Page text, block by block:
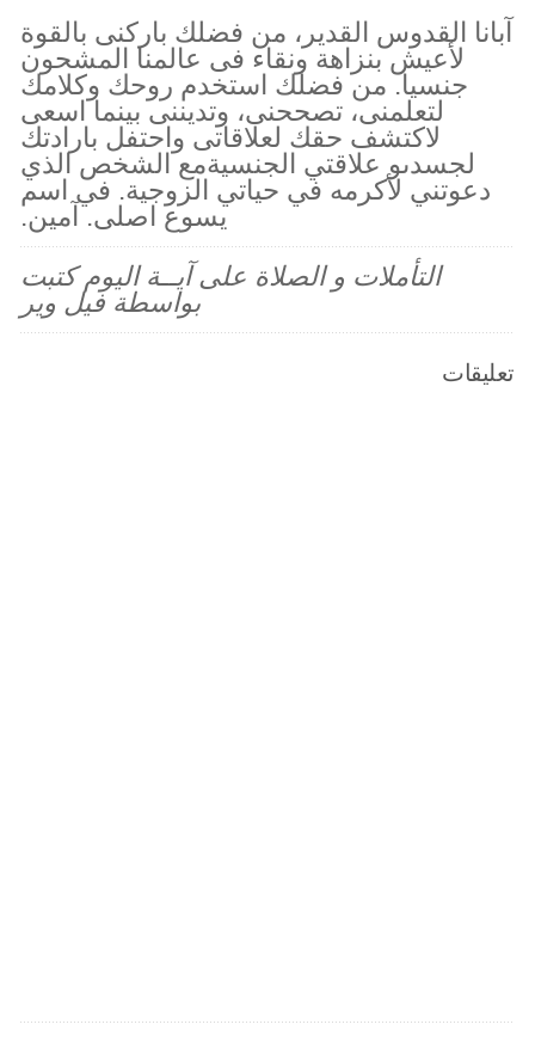
آبانا القدوس القدير، من فضلك باركنى بالقوة
لأعيش بنزاهة ونقاء فى عالمنا المشحون
جنسيا. من فضلك استخدم روحك وكلامك
لتعلمنى، تصححنى، وتديننى بينما اسعى
لاكتشف حقك لعلاقاتى واحتفل بارادتك
لجسدىو علاقتي الجنسيةمع الشخص الذي
دعوتني لأكرمه في حياتي الزوجية. في اسم
يسوع اصلى. آمين.
التأملات و الصلاة على آيــة اليوم كتبت
بواسطة فيل وير
تعليقات